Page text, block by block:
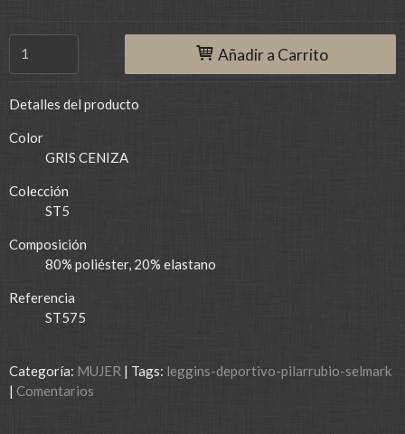
Añadir a Carrito
Detalles del producto
Color
GRIS CENIZA
Colección
ST5
Composición
80% poliéster, 20% elastano
Referencia
ST575
Categoría: MUJER | Tags: leggins-deportivo-pilarrubio-selmark
| Comentarios